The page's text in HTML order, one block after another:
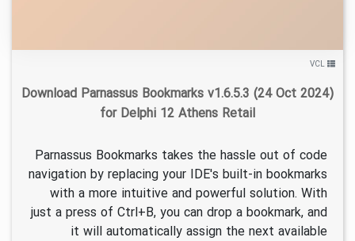
VCL
Download Parnassus Bookmarks v1.6.5.3 (24 Oct 2024)
for Delphi 12 Athens Retail
Parnassus Bookmarks takes the hassle out of code
navigation by replacing your IDE's built-in bookmarks
with a more intuitive and powerful solution. With
just a press of Ctrl+B, you can drop a bookmark, and
it will automatically assign the next available